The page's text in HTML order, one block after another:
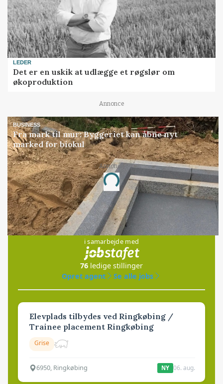
LEDER
Det er en uskik at udlægge et røgslør om
økoproduktion
Annonce
BUSINESS
Fra mark til mur: Byggeriet kan åbne nyt
marked for biokul
Annonce
Loading...
Jobs
i samarbejde med
76 ledige stillinger
Opret agent
Se alle jobs
Elevplads tilbydes ved Ringkøbing /
Trainee placement Ringkøbing
Grise
6950, Ringkøbing NY 06. aug.